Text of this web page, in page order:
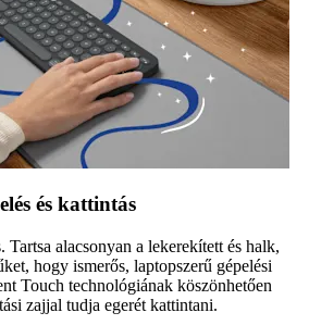
és kattintás
alacsonyan a lekerekített és halk,
hogy ismerős, laptopszerű gépelési
Touch technológiának köszönhetően
zajjal tudja egerét kattintani.